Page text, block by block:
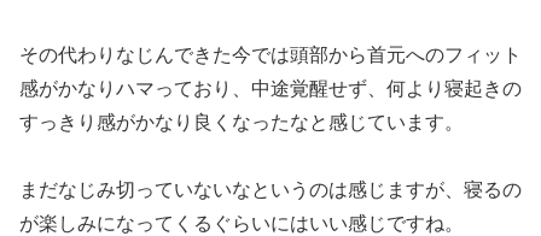
その代わりなじんできた今では頭部から首元へのフィット
感がかなりハマっており、中途覚醒せず、何より寝起きの
すっきり感がかなり良くなったなと感じています。
まだなじみ切っていないなというのは感じますが、寝るの
が楽しみになってくるぐらいにはいい感じですね。